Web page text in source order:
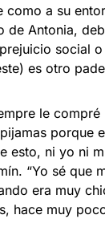
como a su
de Antonia,
social
es otro
le
porque
esto, ni yo ni
“Yo sé que
era muy
hace muy